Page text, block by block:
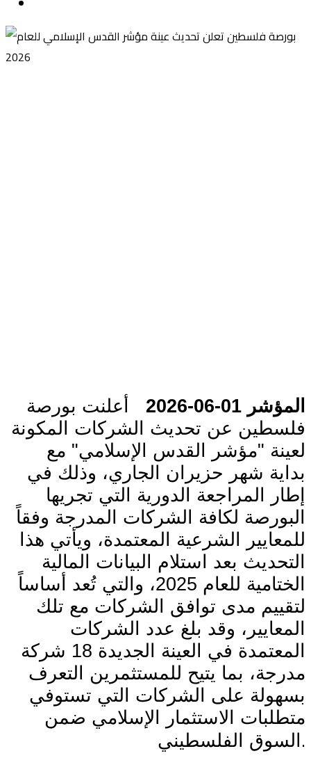
المؤشر 01-06-2026
أعلنت بورصة
فلسطين عن تحديث الشركات المكونة
لعينة "مؤشر القدس الإسلامي" مع
بداية شهر حزيران الجاري، وذلك في
إطار المراجعة الدورية التي تجريها
البورصة لكافة الشركات المدرجة وفقاً
للمعايير الشرعية المعتمدة، ويأتي هذا
التحديث بعد استلام البيانات المالية
الختامية للعام 2025، والتي تُعد أساساً
لتقييم مدى توافق الشركات مع تلك
المعايير، وقد بلغ عدد الشركات
المعتمدة في العينة الجديدة 18 شركة
مدرجة، بما يتيح للمستثمرين التعرف
بسهولة على الشركات التي تستوفي
متطلبات الاستثمار الإسلامي ضمن
السوق الفلسطيني .